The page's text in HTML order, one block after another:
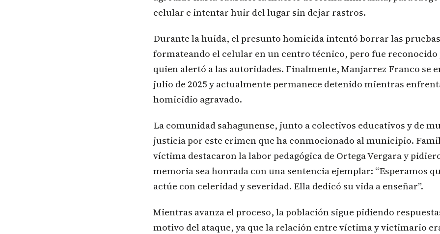
celular e intentar huir del lugar sin dejar rastros.
Durante la huida, el presunto homicida intentó borrar las
formateando el celular en un centro técnico, pero fue
quien alertó a las autoridades. Finalmente, Manjarrez Franco se
julio de 2025 y actualmente permanece detenido mientras
homicidio agravado.
La comunidad sahagunense, junto a colectivos educativos y de
justicia por este crimen que ha conmocionado al municipio.
víctima destacaron la labor pedagógica de Ortega Vergara y
memoria sea honrada con una sentencia ejemplar: “Esperamos
actúe con celeridad y severidad. Ella dedicó su vida a enseñar”.
Mientras avanza el proceso, la población sigue pidiendo
motivo del ataque, ya que la relación entre víctima y victimario